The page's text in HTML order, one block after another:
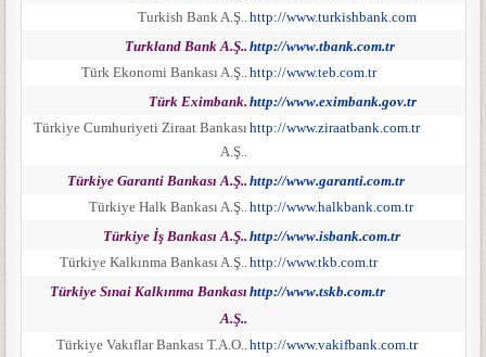
Turkish Bank A.Ş.. http://www.turkishbank.com
Turkland Bank A.Ş.. http://www.tbank.com.tr
Türk Ekonomi Bankası A.Ş.. http://www.teb.com.tr
Türk Eximbank. http://www.eximbank.gov.tr
Türkiye Cumhuriyeti Ziraat Bankası
A.Ş..
http://www.ziraatbank.com.tr
Türkiye Garanti Bankası A.Ş.. http://www.garanti.com.tr
Türkiye Halk Bankası A.Ş.. http://www.halkbank.com.tr
Türkiye İş Bankası A.Ş.. http://www.isbank.com.tr
Türkiye Kalkınma Bankası A.Ş.. http://www.tkb.com.tr
Türkiye Sınai Kalkınma Bankası
A.Ş..
http://www.tskb.com.tr
Türkiye Vakıflar Bankası T.A.O.. http://www.vakifbank.com.tr